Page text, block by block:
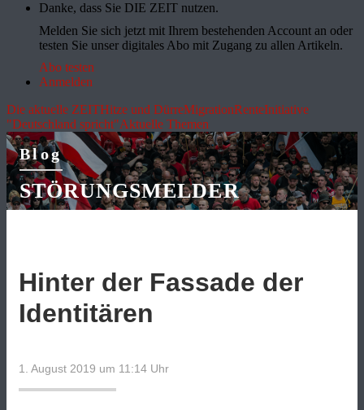
Danke, dass Sie DIE ZEIT nutzen.
Melden Sie sich jetzt mit Ihrem bestehenden Account an oder
testen Sie unser digitales Abo mit Zugang zu allen Artikeln.
Abo testen
Anmelden
Die aktuelle ZEITHitze und DürreMigrationRenteInitiative
"Deutschland spricht"Aktuelle Themen
Blog
STÖRUNGSMELDER
Hinter der Fassade der
Identitären
1. August 2019 um 11:14 Uhr